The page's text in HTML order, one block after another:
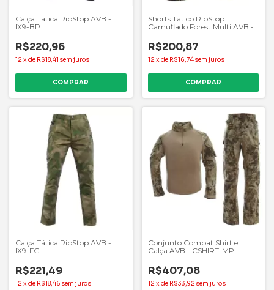
Calça Tática RipStop AVB -
IX9-BP
R$220,96
12 x de R$18,41 sem juros
COMPRAR
Shorts Tático RipStop
Camuflado Forest Multi AVB -
R$200,87
12 x de R$16,74sem juros
COMPRAR
Calça Tática RipStop AVB -
IX9-FG
R$221,49
12 xde R$18,46 sem juros
Conjunto Combat Shirt e
Calça AVB - CSHIRT-MP
R$407,08
12 xde R$33,92 sem juros